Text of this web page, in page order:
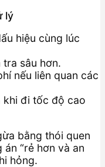
lý
hiệu cùng lúc
tra sâu hơn.
nếu liên quan các
khi đi tốc độ cao
bằng thói quen
“rẻ hơn và an
hỏng.